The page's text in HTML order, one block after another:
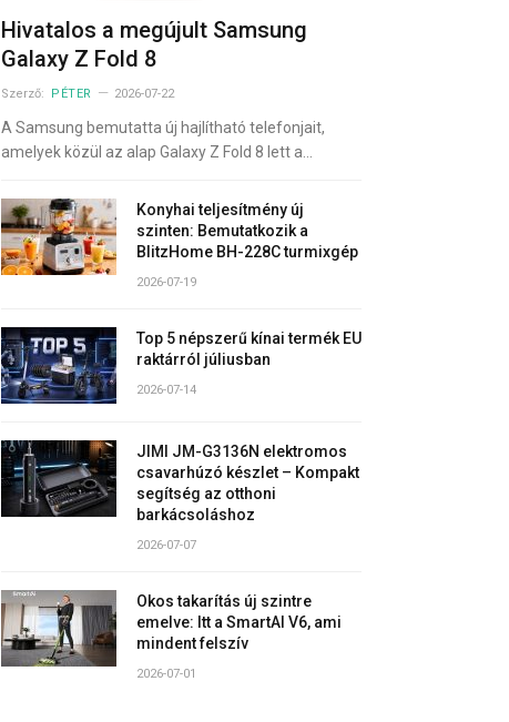
Hivatalos a megújult Samsung
Galaxy Z Fold 8
Szerző: PÉTER 2026-07-22
A Samsung bemutatta új hajlítható telefonjait,
amelyek közül az alap Galaxy Z Fold 8 lett a…
Konyhai teljesítmény új
szinten: Bemutatkozik a
BlitzHome BH-228C turmixgép
2026-07-19
Top 5 népszerű kínai termék EU
raktárról júliusban
2026-07-14
JIMI JM-G3136N elektromos
csavarhúzó készlet – Kompakt
segítség az otthoni
barkácsoláshoz
2026-07-07
Okos takarítás új szintre
emelve: Itt a SmartAI V6, ami
mindent felszív
2026-07-01